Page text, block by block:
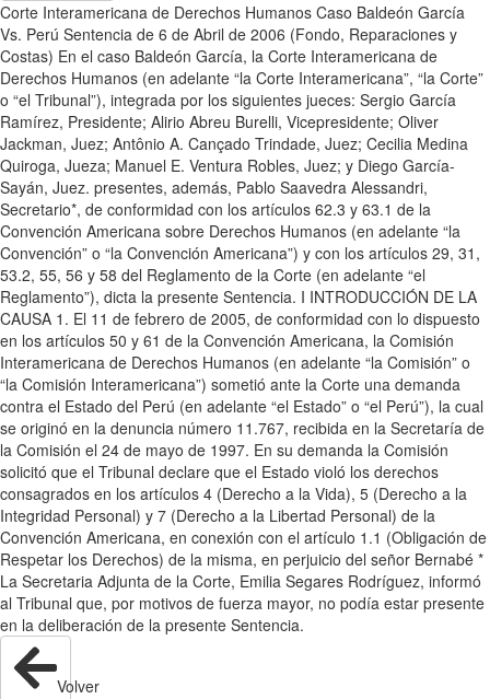
Corte Interamericana de Derechos Humanos Caso Baldeón García
Vs. Perú Sentencia de 6 de Abril de 2006 (Fondo, Reparaciones y
Costas) En el caso Baldeón García, la Corte Interamericana de
Derechos Humanos (en adelante “la Corte Interamericana”, “la Corte”
o “el Tribunal”), integrada por los siguientes jueces: Sergio García
Ramírez, Presidente; Alirio Abreu Burelli, Vicepresidente; Oliver
Jackman, Juez; Antônio A. Cançado Trindade, Juez; Cecilia Medina
Quiroga, Jueza; Manuel E. Ventura Robles, Juez; y Diego García-
Sayán, Juez. presentes, además, Pablo Saavedra Alessandri,
Secretario*, de conformidad con los artículos 62.3 y 63.1 de la
Convención Americana sobre Derechos Humanos (en adelante “la
Convención” o “la Convención Americana”) y con los artículos 29, 31,
53.2, 55, 56 y 58 del Reglamento de la Corte (en adelante “el
Reglamento”), dicta la presente Sentencia. I INTRODUCCIÓN DE LA
CAUSA 1. El 11 de febrero de 2005, de conformidad con lo dispuesto
en los artículos 50 y 61 de la Convención Americana, la Comisión
Interamericana de Derechos Humanos (en adelante “la Comisión” o
“la Comisión Interamericana”) sometió ante la Corte una demanda
contra el Estado del Perú (en adelante “el Estado” o “el Perú”), la cual
se originó en la denuncia número 11.767, recibida en la Secretaría de
la Comisión el 24 de mayo de 1997. En su demanda la Comisión
solicitó que el Tribunal declare que el Estado violó los derechos
consagrados en los artículos 4 (Derecho a la Vida), 5 (Derecho a la
Integridad Personal) y 7 (Derecho a la Libertad Personal) de la
Convención Americana, en conexión con el artículo 1.1 (Obligación de
Respetar los Derechos) de la misma, en perjuicio del señor Bernabé *
La Secretaria Adjunta de la Corte, Emilia Segares Rodríguez, informó
al Tribunal que, por motivos de fuerza mayor, no podía estar presente
en la deliberación de la presente Sentencia.
Volver